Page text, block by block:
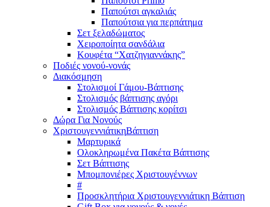
Παπούτσι αγκαλιάς
Παπούτσια για περπάτημα
Σετ ξελαδώματος
Χειροποίητα σανδάλια
Κουφέτα “Χατζηγιαννάκης”
Ποδιές νονού-νονάς
Διακόσμηση
Στολισμοί Γάμου-Βάπτισης
Στολισμός βάπτισης αγόρι
Στολισμός Βάπτισης κορίτσι
Δώρα Για Νονούς
ΧριστουγεννιάτικηΒάπτιση
Μαρτυρικά
Ολοκληρωμένα Πακέτα Βάπτισης
Σετ Βάπτισης
Μπομπονιέρες Χριστουγέννων
#
Προσκλητήρια Χριστουγεννιάτικη Βάπτιση